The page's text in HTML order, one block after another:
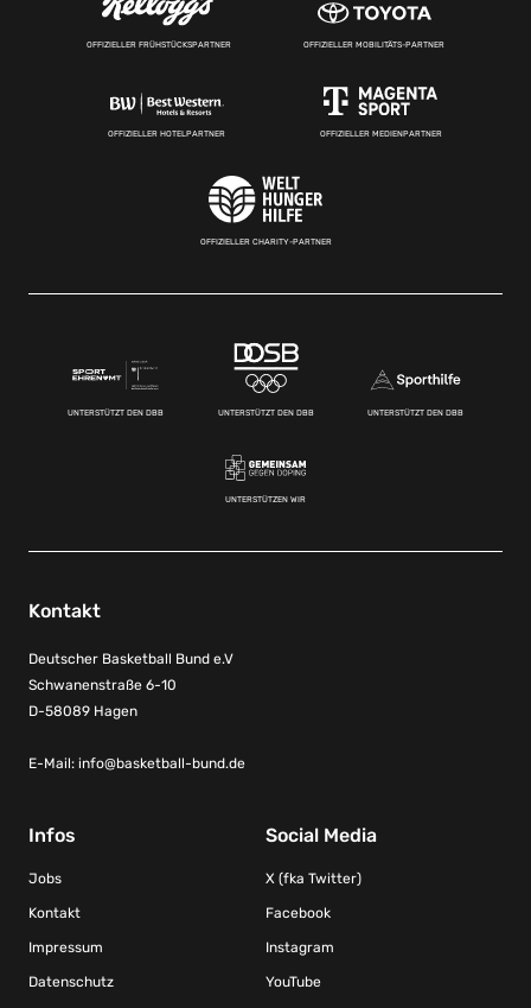
OFFIZIELLER FRÜHSTÜCKSPARTNER OFFIZIELLER MOBILITÄTS-PARTNER
OFFIZIELLER HOTELPARTNER OFFIZIELLER MEDIENPARTNER
OFFIZIELLER CHARITY-PARTNER
UNTERSTÜTZT DEN DBB UNTERSTÜTZT DEN DBB UNTERSTÜTZT DEN DBB
UNTERSTÜTZEN WIR
Kontakt
Deutscher Basketball Bund e.V
Schwanenstraße 6-10
D-58089 Hagen
E-Mail: info@basketball-bund.de
Infos
Jobs
Kontakt
Impressum
Datenschutz
Social Media
X (fka Twitter)
Facebook
Instagram
YouTube